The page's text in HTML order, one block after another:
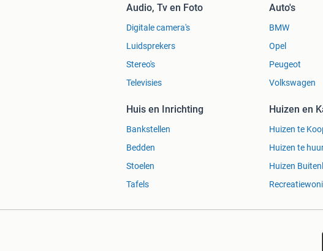
Audio, Tv en Foto
Digitale camera's
Luidsprekers
Stereo's
Televisies
Auto's
BMW
Opel
Peugeot
Volkswagen
Huis en Inrichting
Bankstellen
Bedden
Stoelen
Tafels
Huizen en
Huizen te
Huizen te
Huizen